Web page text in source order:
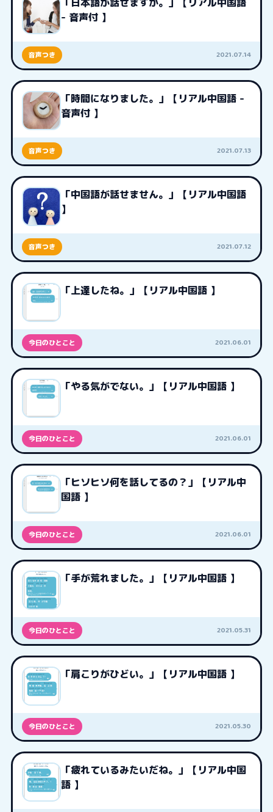
- 音声付 】
音声つき 2021.07.14
「時間になりました。」【リアル中国語 -
音声付 】
音声つき 2021.07.13
「中国語が話せません。」【リアル中国語
】
音声つき 2021.07.12
「上達したね。」【リアル中国語 】
今日のひとこと 2021.06.01
「やる気がでない。」【リアル中国語 】
今日のひとこと 2021.06.01
「ヒソヒソ何を話してるの？」【リアル中
国語 】
今日のひとこと 2021.06.01
「手が荒れました。」【リアル中国語 】
今日のひとこと 2021.05.31
「肩こりがひどい。」【リアル中国語 】
今日のひとこと 2021.05.30
「疲れているみたいだね。」【リアル中国
語 】